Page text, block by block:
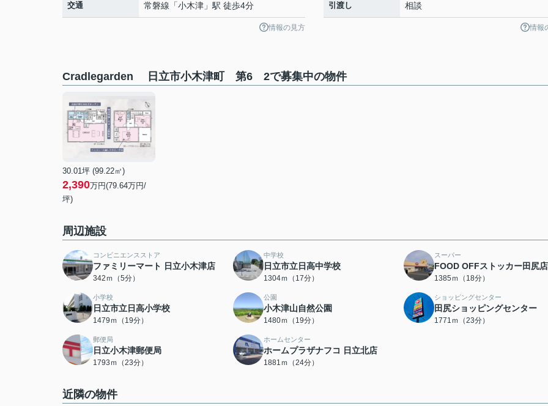
交通 常磐線 「小木津 」駅 徒歩4分
情報の見方
引渡し 相談
情報
Cradlegarden 日立市小木津町 第6 2で募集中の物件
30.01坪 (99.22㎡)
2,390万円(79.64万円/
坪)
周辺施設
コンビニエンスストア
ファミリーマート 日立小木津店
342ｍ（5分）
中学校
日立市立日高中学校
1304ｍ（17分）
スーパー
FOOD OFFストッカー田尻店
1385ｍ（18分）
小学校
日立市立日高小学校
1479ｍ（19分）
公園
小木津山自然公園
1480ｍ（19分）
ショッピングセンター
田尻ショッピングセンター
1771ｍ（23分）
郵便局
日立小木津郵便局
1793ｍ（23分）
ホームセンター
ホームプラザナフコ 日立北店
1881ｍ（24分）
近隣の物件